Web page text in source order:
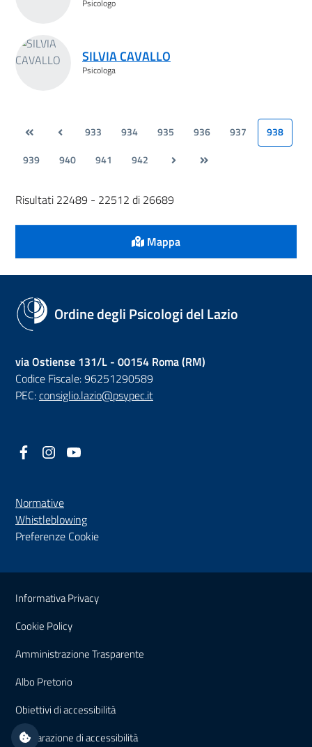
Psicologo
SILVIA CAVALLO
Psicologa
933 934 935 936 937
938
939
940 941 942
Risultati 22489 - 22512 di 26689
Mappa
Ordine degli Psicologi del Lazio
via Ostiense 131/L - 00154 Roma (RM)
Codice Fiscale: 96251290589
PEC:consiglio.lazio@psypec.it
Facebook
(nuova scheda - new tab)
Instagram
(nuova scheda - new tab)
Normative
Whistleblowing(nuova scheda - new tab)
Preferenze Cookie
Sezione Link Utili
Informativa Privacy
Cookie Policy
Amministrazione Trasparente
Albo Pretorio
Obiettivi di accessibilità(nuova scheda - new tab)
Dichiarazione di accessibilità(nuova scheda - new tab)